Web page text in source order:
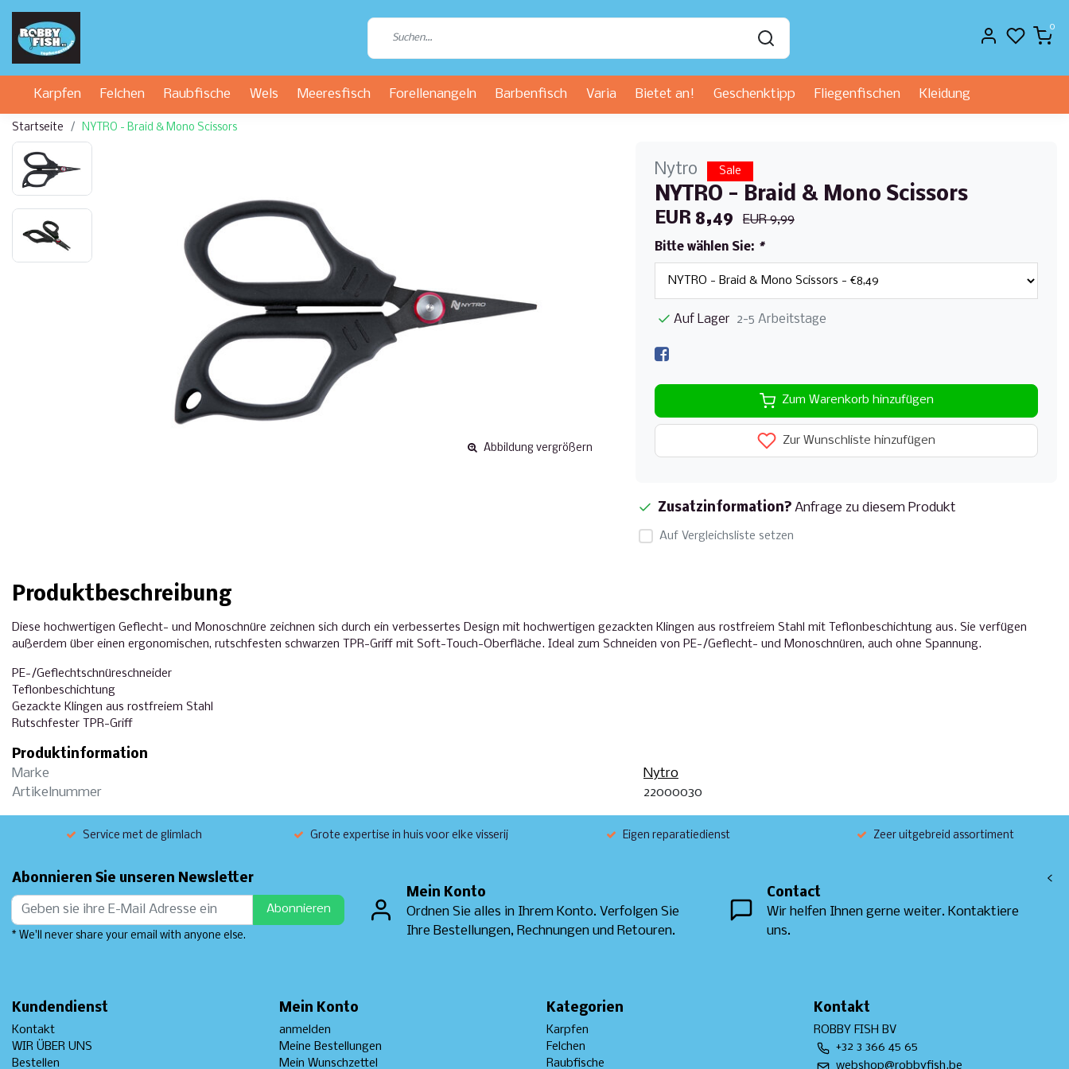
0
Karpfen Felchen Raubfische Wels Meeresfisch Forellenangeln Barbenfisch Varia Bietet an! Geschenktipp Fliegenfischen Kleidung
Startseite NYTRO - Braid & Mono Scissors
Abbildung vergrößern
Nytro Sale
NYTRO - Braid & Mono Scissors
EUR 8,49 EUR 9,99
Bitte wählen Sie: *
Auf Lager 2-5 Arbeitstage
Zum Warenkorb hinzufügen
Zur Wunschliste hinzufügen
Zusatzinformation? Anfrage zu diesem Produkt
Auf Vergleichsliste setzen
Produktbeschreibung
Diese hochwertigen Geflecht- und Monoschnüre zeichnen sich durch ein verbessertes Design mit hochwertigen gezackten Klingen aus rostfreiem Stahl mit Teflonbeschichtung aus. Sie verfügen
außerdem über einen ergonomischen, rutschfesten schwarzen TPR-Griff mit Soft-Touch-Oberfläche. Ideal zum Schneiden von PE-/Geflecht- und Monoschnüren, auch ohne Spannung.
PE-/Geflechtschnüreschneider
Teflonbeschichtung
Gezackte Klingen aus rostfreiem Stahl
Rutschfester TPR-Griff
Produktinformation
Marke
Nytro
Artikelnummer
22000030
Service met de glimlach Grote expertise in huis voor elke visserij Eigen reparatiedienst Zeer uitgebreid assortiment
Abonnieren Sie unseren Newsletter
Abonnieren
* We'll never share your email with anyone else.
Mein Konto
Ordnen Sie alles in Ihrem Konto. Verfolgen Sie
Ihre Bestellungen, Rechnungen und Retouren.
Contact
Wir helfen Ihnen gerne weiter. Kontaktiere
uns.
<
Kundendienst
Kontakt
WIR ÜBER UNS
Bestellen
Mein Konto
anmelden
Meine Bestellungen
Mein Wunschzettel
Kategorien
Karpfen
Felchen
Raubfische
Kontakt
ROBBY FISH BV
+32 3 366 45 65
webshop@robbyfish.be